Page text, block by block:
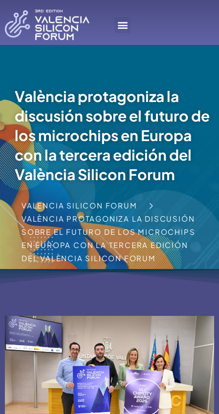
València protagoniza la
discusión sobre el futuro de
los microchips en Europa
con la tercera edición del
València Silicon Forum
VALENCIA SILICON FORUM
VALÈNCIA PROTAGONIZA LA DISCUSIÓN
SOBRE EL FUTURO DE LOS MICROCHIPS
EN EUROPA CON LA TERCERA EDICIÓN
DEL VALÈNCIA SILICON FORUM